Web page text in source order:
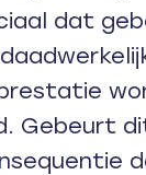
dat
Gebeurt